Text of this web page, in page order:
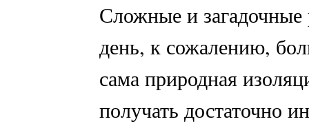
Сложные и
день, к сожалению,
сама природная
получать достаточно